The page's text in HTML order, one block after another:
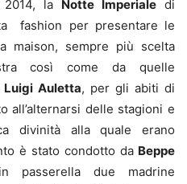
la Notte Imperialedi
fashion per presentare le
maison, sempre più scelta
così come da quelle
Luigi Auletta, per gli abiti di
all’alternarsi delle stagioni e
divinità alla quale erano
è stato condotto da Beppe
due madrine